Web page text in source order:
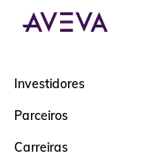
Investidores
Parceiros
Carreiras